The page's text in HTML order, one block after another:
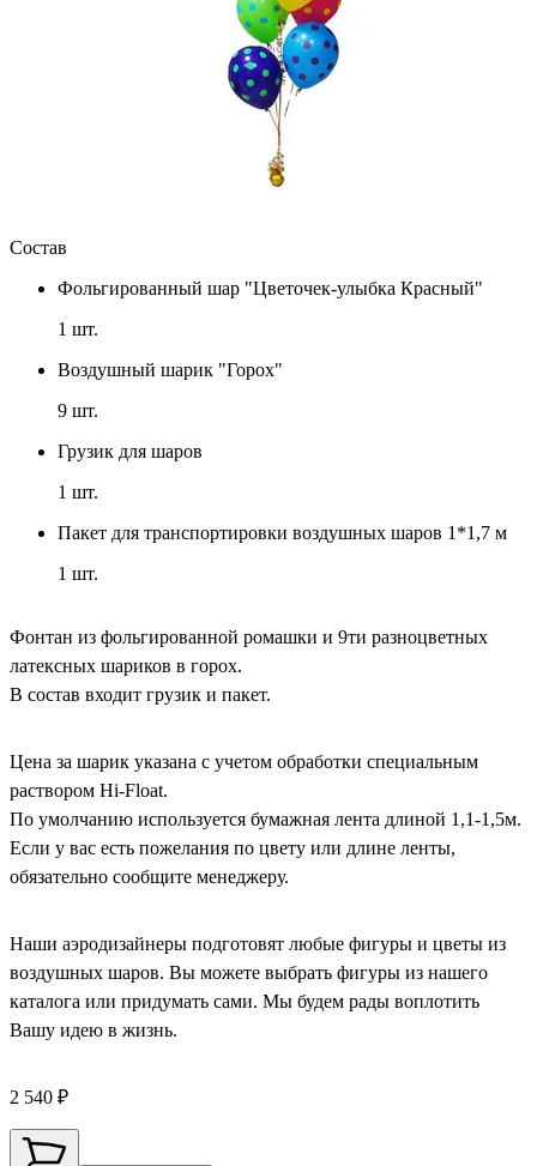
Состав
Фольгированный шар "Цветочек-улыбка Красный"
1 шт.
Воздушный шарик "Горох"
9 шт.
Грузик для шаров
1 шт.
Пакет для транспортировки воздушных шаров 1*1,7 м
1 шт.
Фонтан из фольгированной ромашки и 9ти разноцветных
латексных шариков в горох.
В состав входит грузик и пакет.
Цена за шарик указана с учетом обработки специальным
раствором Hi-Float.
По умолчанию используется бумажная лента длиной 1,1-1,5м.
Если у вас есть пожелания по цвету или длине ленты,
обязательно сообщите менеджеру.
Наши аэродизайнеры подготовят любые фигуры и цветы из
воздушных шаров. Вы можете выбрать фигуры из нашего
каталога или придумать сами. Мы будем рады воплотить
Вашу идею в жизнь.
2 540 ₽